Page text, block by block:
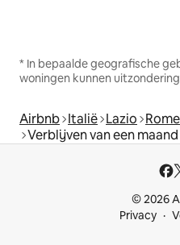
* In bepaalde geografische
woningen kunnen
Airbnb Italië Lazio Rome
Verblijven van een maand
© 2026
Privacy